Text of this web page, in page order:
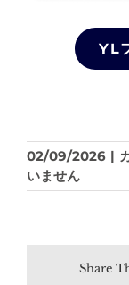
YL
02/09/2026 |
いません
Share